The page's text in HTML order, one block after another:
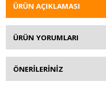
ÜRÜN AÇIKLAMASI
ÜRÜN YORUMLARI
ÖNERİLERİNİZ